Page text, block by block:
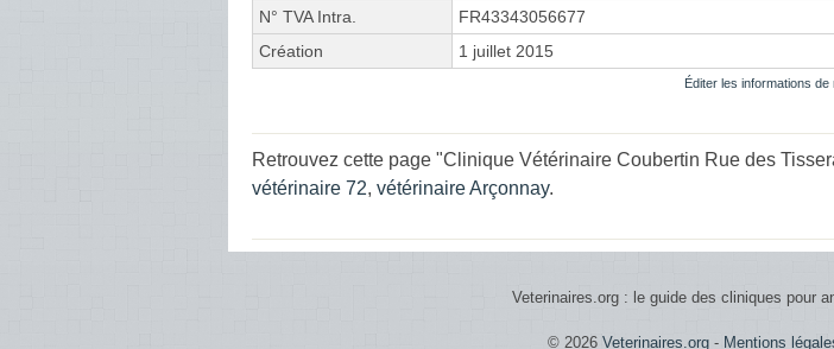
N° TVA Intra.
FR43343056677
Création
1 juillet 2015
Éditer les informations
Retrouvez cette page "Clinique Vétérinaire Coubertin Rue des
vétérinaire 72, vétérinaire Arçonnay.
Veterinaires.org : le guide des cliniques pour
© 2026 Veterinaires.org - Mentions